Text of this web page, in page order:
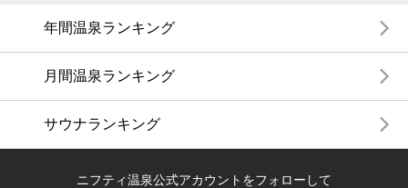
年間温泉ランキング
月間温泉ランキング
サウナランキング
ニフティ温泉公式アカウントをフォローして